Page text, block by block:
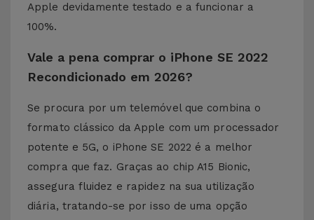
Apple devidamente testado e a funcionar a
100%.
Vale a pena comprar o iPhone SE 2022
Recondicionado em 2026?
Se procura por um telemóvel que combina o
formato clássico da Apple com um processador
potente e 5G, o iPhone SE 2022 é a melhor
compra que faz. Graças ao chip A15 Bionic,
assegura fluidez e rapidez na sua utilização
diária, tratando-se por isso de uma opção